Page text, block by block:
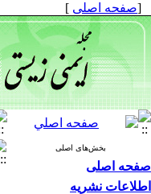
[صفحه اصلی ]
بخش‌های اصلی
صفحه اصلی
اطلاعات نشریه